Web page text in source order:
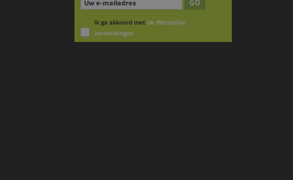
GO
Ik ga akkoord met de Wettelijke
vermeldingen